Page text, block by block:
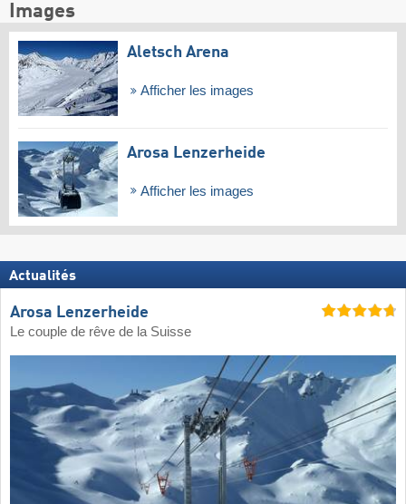
Images
Aletsch Arena
Afficher les images
Arosa Lenzerheide
Afficher les images
Actualités
Arosa Lenzerheide
Le couple de rêve de la Suisse